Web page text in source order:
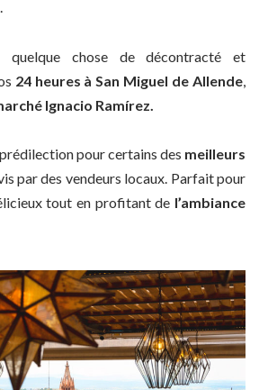
quelque chose de décontracté et
24 heures à San Miguel de Allende
Ignacio Ramírez.
pour certains des meilleurs
par des vendeurs locaux. Parfait pour
tout en profitant de l’ambiance